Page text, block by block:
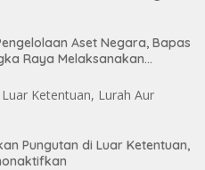
Aset Negara, Bapas
Raya Melaksanakan
Pungutan di Luar Ketentuan,